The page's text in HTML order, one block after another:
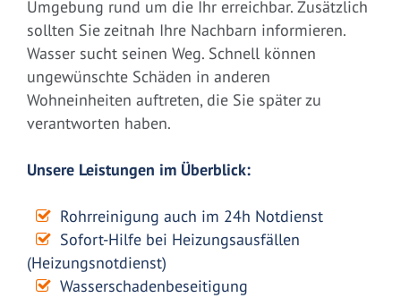
Umgebung rund um die Ihr erreichbar. Zusätzlich
sollten Sie zeitnah Ihre Nachbarn informieren.
Wasser sucht seinen Weg. Schnell können
ungewünschte Schäden in anderen
Wohneinheiten auftreten, die Sie später zu
verantworten haben.
Unsere Leistungen im Überblick:
Rohrreinigung auch im 24h Notdienst
Sofort-Hilfe bei Heizungsausfällen
(Heizungsnotdienst)
Wasserschadenbeseitigung